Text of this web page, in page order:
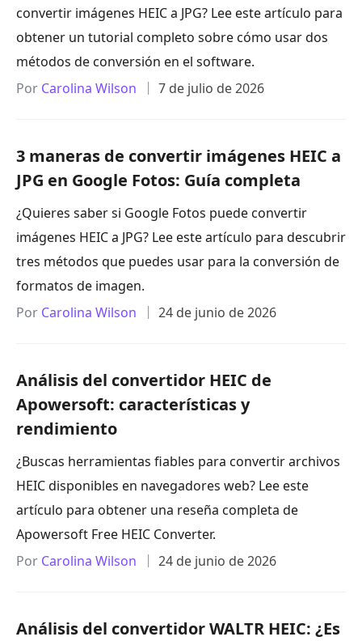
convertir imágenes HEIC a JPG? Lee este artículo para
obtener un tutorial completo sobre cómo usar dos
métodos de conversión en el software.
Por Carolina Wilson 7 de julio de 2026
3 maneras de convertir imágenes HEIC a
JPG en Google Fotos: Guía completa
¿Quieres saber si Google Fotos puede convertir
imágenes HEIC a JPG? Lee este artículo para descubrir
tres métodos que puedes usar para la conversión de
formatos de imagen.
Por Carolina Wilson 24 de junio de 2026
Análisis del convertidor HEIC de
Apowersoft: características y
rendimiento
¿Buscas herramientas fiables para convertir archivos
HEIC disponibles en navegadores web? Lee este
artículo para obtener una reseña completa de
Apowersoft Free HEIC Converter.
Por Carolina Wilson 24 de junio de 2026
Análisis del convertidor WALTR HEIC: ¿Es